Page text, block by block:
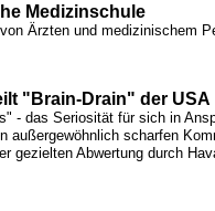
Medizinschule
Ärzten und medizinischem
"Brain-Drain" der USA
- das Seriosität für sich in
außergewöhnlich scharfen
gezielten Abwertung durch